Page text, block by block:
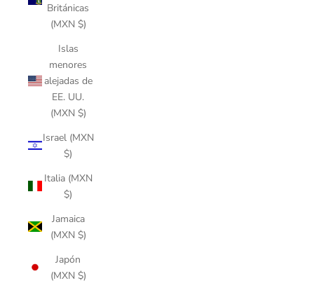
Británicas
(MXN $)
Islas
menores
alejadas de
EE. UU.
(MXN $)
Israel (MXN
$)
Italia (MXN
$)
Jamaica
(MXN $)
Japón
(MXN $)